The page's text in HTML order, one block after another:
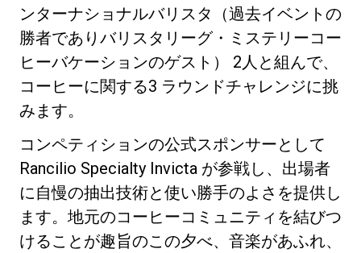
ンターナショナルバリスタ（過去イベントの
勝者でありバリスタリーグ・ミステリーコー
ヒーバケーションのゲスト） 2人と組んで、
コーヒーに関する3 ラウンドチャレンジに挑
みます。
コンペティションの公式スポンサーとして
Rancilio Specialty Invicta が参戦し、出場者
に自慢の抽出技術と使い勝手のよさを提供し
ます。地元のコーヒーコミュニティを結びつ
けることが趣旨のこの夕べ、音楽があふれ、